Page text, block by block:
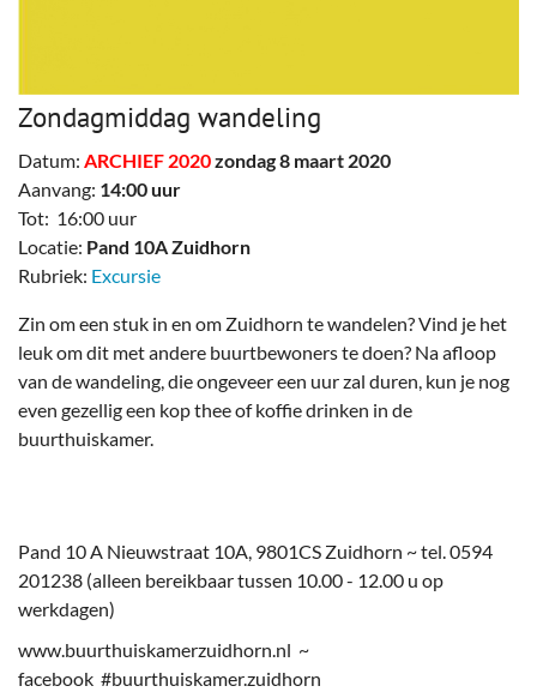
Zondagmiddag wandeling
Datum: ARCHIEF 2020zondag 8 maart 2020
Aanvang: 14:00 uur
Tot: 16:00 uur
Locatie: Pand 10A Zuidhorn
Rubriek: Excursie
Zin om een stuk in en om Zuidhorn te wandelen? Vind je het
leuk om dit met andere buurtbewoners te doen? Na afloop
van de wandeling, die ongeveer een uur zal duren, kun je nog
even gezellig een kop thee of koffie drinken in de
buurthuiskamer.
Pand 10 A Nieuwstraat 10A, 9801CS Zuidhorn ~ tel. 0594
201238 (alleen bereikbaar tussen 10.00 - 12.00 u op
werkdagen)
www.buurthuiskamerzuidhorn.nl ~
facebook #buurthuiskamer.zuidhorn